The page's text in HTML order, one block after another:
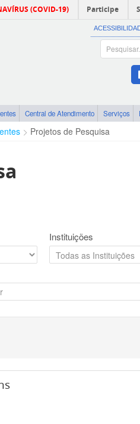
(COVID-19) Participe
Central de Atendimento Serviços
Projetos de Pesquisa
Instituições